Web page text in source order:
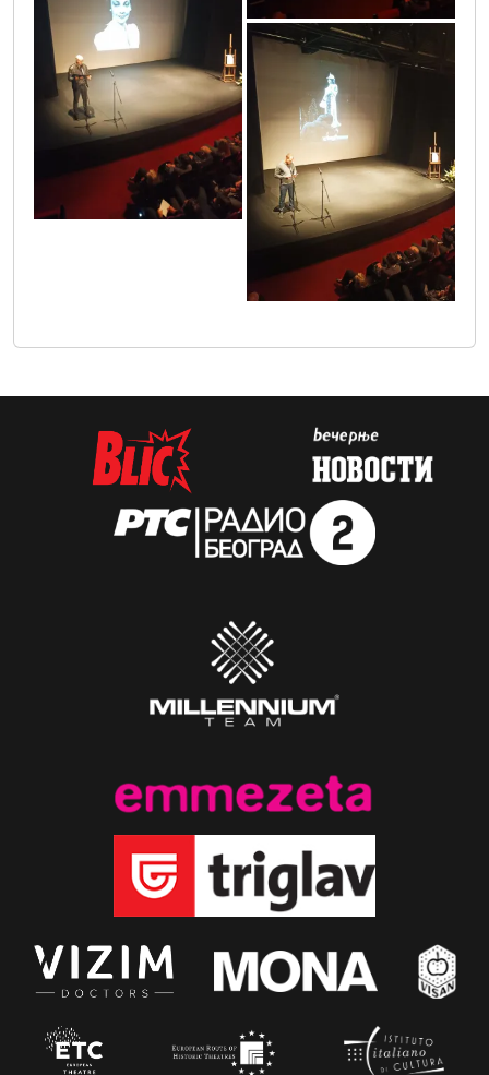
1663762903453
1663762930263